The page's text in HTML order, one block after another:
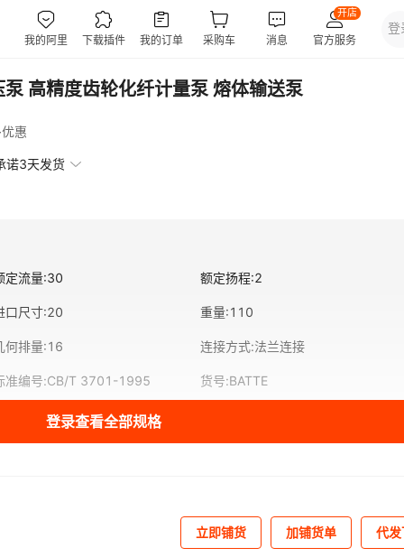
高精度齿轮化纤计量泵 熔体输送泵
惠
诺3天发货
定流量:30 额定扬程:2
口尺寸:20 重量:110
何排量:16 连接方式:法兰连接
准编号:CB/T 3701-1995 货号:BATTE
登录查看全部规格
立即铺货 加铺货单 代